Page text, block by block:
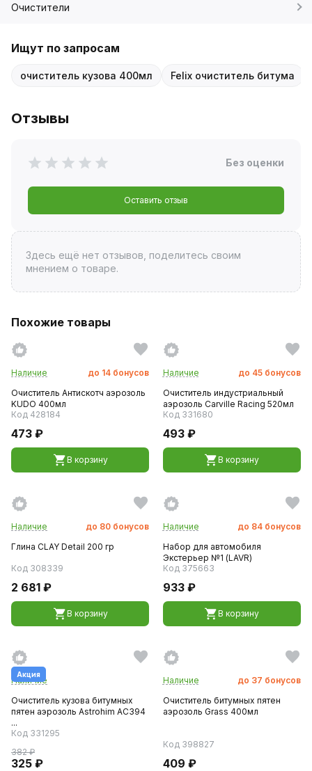
Очистители
Ищут по запросам
очиститель кузова 400мл Felix очиститель битума
Отзывы
Без оценки
Оставить отзыв
Здесь ещё нет отзывов, поделитесь своим
мнением о товаре.
Похожие товары
Наличие до 14 бонусов
Очиститель Антискотч аэрозоль
KUDO 400мл
Код 428184
473 ₽
В корзину
Наличие до 45 бонусов
Очиститель индустриальный
аэрозоль Carville Racing 520мл
Код 331680
493 ₽
В корзину
Наличие до 80 бонусов
Глина CLAY Detail 200 гр
Код 308339
2 681 ₽
В корзину
Наличие до 84 бонусов
Набор для автомобиля
Экстерьер №1 (LAVR)
Код 375663
933 ₽
В корзину
Акция
Наличие
Очиститель кузова битумных
пятен аэрозоль Astrohim AC394
...
Код 331295
382 ₽
325 ₽
Наличие до 37 бонусов
Очиститель битумных пятен
аэрозоль Grass 400мл
Код 398827
409 ₽